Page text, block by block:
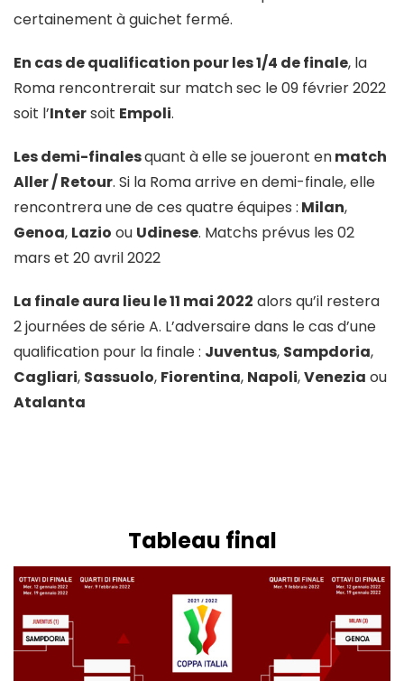
certainement à guichet fermé.
En cas de qualification pour les 1/4 de finale, la
Roma rencontrerait sur match sec le 09 février 2022
soit l’Intersoit Empoli.
Les demi-finalesquant à elle se joueront enmatch
Aller / Retour. Si la Roma arrive en demi-finale, elle
rencontrera une de ces quatre équipes : Milan,
Genoa, Lazio ou Udinese. Matchs prévus les 02
mars et 20 avril 2022
La finale aura lieu le 11 mai 2022 alors qu’il restera
2 journées de série A. L’adversaire dans le cas d’une
qualification pour la finale : Juventus, Sampdoria,
Cagliari, Sassuolo, Fiorentina, Napoli,Venezia ou
Atalanta
Tableau final